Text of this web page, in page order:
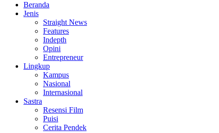
Beranda
Jenis
Straight News
Features
Indepth
Opini
Entrepreneur
Lingkup
Kampus
Nasional
Internasional
Sastra
Resensi Film
Puisi
Cerita Pendek